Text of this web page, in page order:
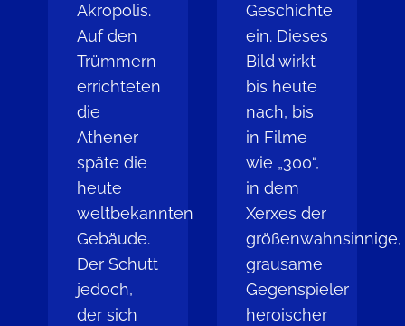
Akropolis.
Auf den
Trümmern
errichteten
die
Athener
späte die
heute
weltbekannten
Gebäude.
Der Schutt
jedoch,
der sich
Geschichte
ein. Dieses
Bild wirkt
bis heute
nach, bis
in Filme
wie „300“,
in dem
Xerxes der
größenwahnsinnige,
grausame
Gegenspieler
heroischer